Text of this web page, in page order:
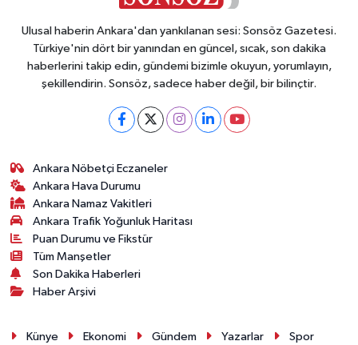
Ulusal haberin Ankara'dan yankılanan sesi: Sonsöz Gazetesi.
Türkiye'nin dört bir yanından en güncel, sıcak, son dakika
haberlerini takip edin, gündemi bizimle okuyun, yorumlayın,
şekillendirin. Sonsöz, sadece haber değil, bir bilinçtir.
Ankara Nöbetçi Eczaneler
Ankara Hava Durumu
Ankara Namaz Vakitleri
Ankara Trafik Yoğunluk Haritası
Puan Durumu ve Fikstür
Tüm Manşetler
Son Dakika Haberleri
Haber Arşivi
Künye Ekonomi Gündem Yazarlar
Spor